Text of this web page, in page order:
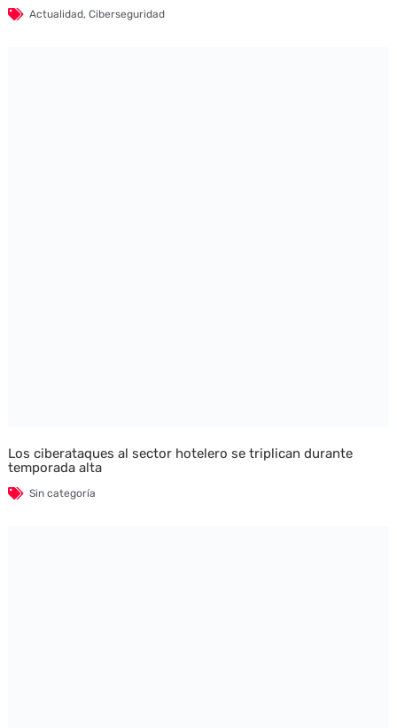
Actualidad, Ciberseguridad
Los ciberataques al sector hotelero se triplican durante
temporada alta
Sin categoría